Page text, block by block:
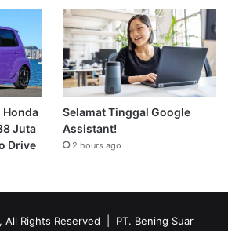
Honda
Juta
Drive
Selamat Tinggal Google
Assistant!
2 hours ago
All Rights Reserved | PT. Bening Suar